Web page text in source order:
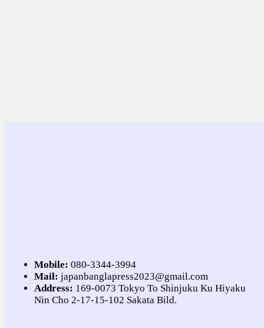
Mobile: 080-3344-3994
Mail: japanbanglapress2023@gmail.com
Address: 169-0073 Tokyo To Shinjuku Ku Hiyaku
Nin Cho 2-17-15-102 Sakata Bild.